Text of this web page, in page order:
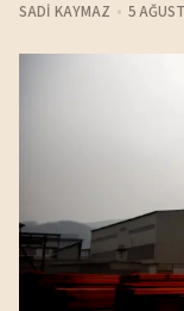
SADI KAYMAZ 5